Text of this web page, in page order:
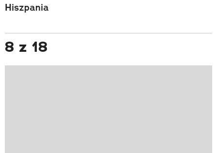
Hiszpania
8 z 18